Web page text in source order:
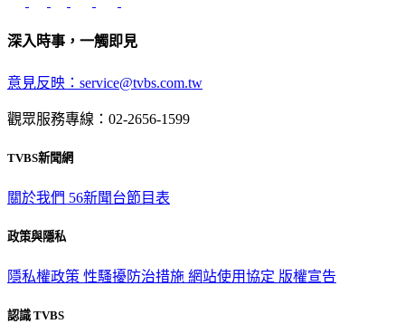
深入時事，一觸即見
意見反映：service@tvbs.com.tw
觀眾服務專線：02-2656-1599
TVBS新聞網
關於我們 56新聞台節目表
政策與隱私
隱私權政策 性騷擾防治措施 網站使用協定 版權宣告
認識 TVBS